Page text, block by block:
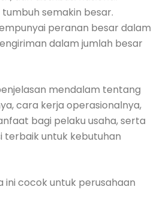
semakin besar.
peranan besar dalam
dalam jumlah besar
mendalam tentang
cara kerja operasionalnya,
bagi pelaku usaha, serta
terbaik untuk kebutuhan
ini cocok untuk perusahaan